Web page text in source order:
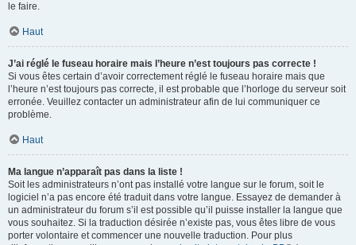
le faire.
Haut
J’ai réglé le fuseau horaire mais l’heure n’est toujours pas correcte !
Si vous êtes certain d’avoir correctement réglé le fuseau horaire mais que
l’heure n’est toujours pas correcte, il est probable que l’horloge du serveur soit
erronée. Veuillez contacter un administrateur afin de lui communiquer ce
problème.
Haut
Ma langue n’apparaît pas dans la liste !
Soit les administrateurs n’ont pas installé votre langue sur le forum, soit le
logiciel n’a pas encore été traduit dans votre langue. Essayez de demander à
un administrateur du forum s’il est possible qu’il puisse installer la langue que
vous souhaitez. Si la traduction désirée n’existe pas, vous êtes libre de vous
porter volontaire et commencer une nouvelle traduction. Pour plus